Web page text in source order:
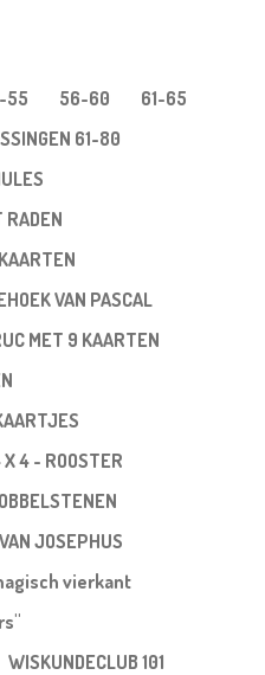
55 56-60
61-65
61-80
RADEN
VAN PASCAL
MET 9 KAARTEN
X 4 - ROOSTER
JOSEPHUS
vierkant
WISKUNDECLUB 101